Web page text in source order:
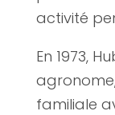
activité
En 1973,
familiale